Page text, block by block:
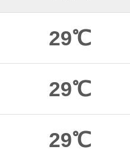
29℃
29℃
29℃